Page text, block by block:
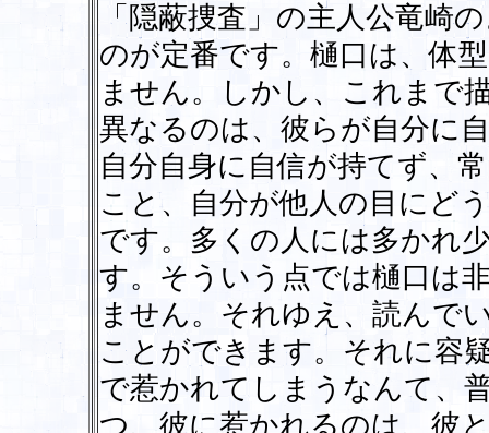
「隠蔽捜査」の主人公竜崎
のが定番です。樋口は、体
ません。しかし、これまで
異なるのは、彼らが自分に
自分自身に自信が持てず、
こと、自分が他人の目にど
です。多くの人には多かれ
す。そういう点では樋口は
ません。それゆえ、読んで
ことができます。それに容
で惹かれてしまうなんて、
つ、彼に惹かれるのは、彼